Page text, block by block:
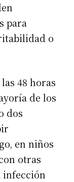
para
o
48 horas
de los
dos
en niños
otras
infección